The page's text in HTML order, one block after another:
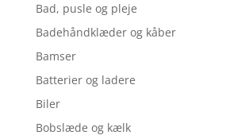
Bad, pusle og pleje
Badehåndklæder og kåber
Bamser
Batterier og ladere
Biler
Bobslæde og kælk